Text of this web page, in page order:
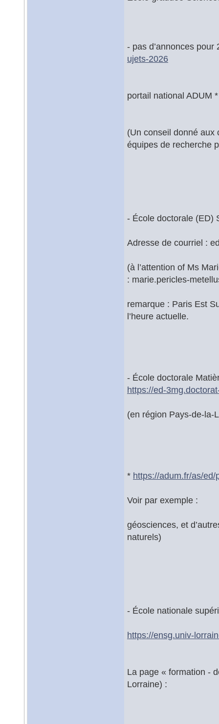
- pas d’annonces pour
ujets-2026
portail national ADUM *
(Un conseil donné aux
équipes de recherche
- École doctorale (ED)
Adresse de courriel :
(à l’attention of Ms
: marie.pericles-
remarque : Paris Est
l’heure actuelle.
- École doctorale
https://ed-
(en région Pays-de-la-
* https://adum.fr/as/
Voir par exemple :
géosciences, et
naturels)
- École nationale
https://ensg.univ-
La page « formation -
Lorraine) :